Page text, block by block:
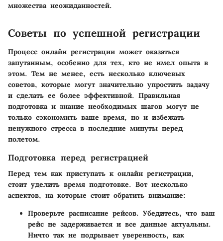
множества неожиданностей.
Советы по успешной регистрации
Процесс онлайн регистрации может оказаться
запутанным, особенно для тех, кто не имел опыта в
этом. Тем не менее, есть несколько ключевых
советов, которые могут значительно упростить задачу
и сделать ее более эффективной. Правильная
подготовка и знание необходимых шагов могут не
только сэкономить ваше время, но и избежать
ненужного стресса в последние минуты перед
полетом.
Подготовка перед регистрацией
Перед тем как приступать к онлайн регистрации,
стоит уделить время подготовке. Вот несколько
аспектов, на которые стоит обратить внимание:
Проверьте расписание рейсов. Убедитесь, что ваш
рейс не задерживается и все данные актуальны.
Ничто так не подрывает уверенность, как